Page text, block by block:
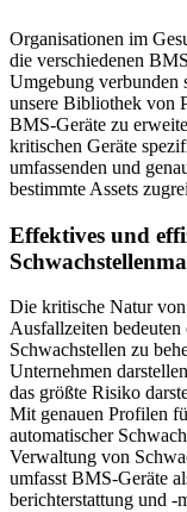
Organisationen im
die verschiedenen
Umgebung
unsere Bibliothek von
BMS-Geräte zu
kritischen Geräte
umfassenden und
bestimmte Assets
Effektives und
Die kritische Natur
Ausfallzeiten bedeuten
Schwachstellen zu
Unternehmen
das größte Risiko
Mit genauen Profilen
automatischer
Verwaltung von
umfasst BMS-Geräte
berichterstattung und -